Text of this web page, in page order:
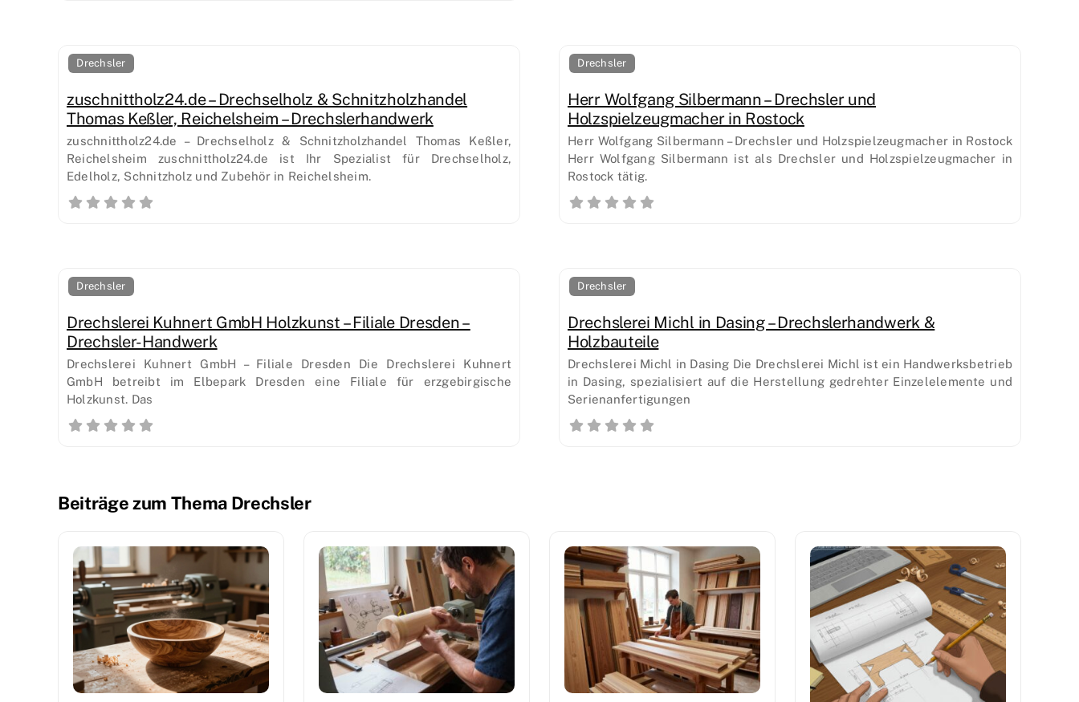
Drechsler
zuschnittholz24.de – Drechselholz & Schnitzholzhandel
Thomas Keßler, Reichelsheim – Drechslerhandwerk
zuschnittholz24.de – Drechselholz & Schnitzholzhandel Thomas Keßler,
Reichelsheim zuschnittholz24.de ist Ihr Spezialist für Drechselholz,
Edelholz, Schnitzholz und Zubehör in Reichelsheim.
Drechsler
Herr Wolfgang Silbermann – Drechsler und
Holzspielzeugmacher in Rostock
Herr Wolfgang Silbermann – Drechsler und Holzspielzeugmacher in Rostock
Herr Wolfgang Silbermann ist als Drechsler und Holzspielzeugmacher in
Rostock tätig.
Drechsler
Drechslerei Kuhnert GmbH Holzkunst – Filiale Dresden –
Drechsler-Handwerk
Drechslerei Kuhnert GmbH – Filiale Dresden Die Drechslerei Kuhnert
GmbH betreibt im Elbepark Dresden eine Filiale für erzgebirgische
Holzkunst. Das
Drechsler
Drechslerei Michl in Dasing – Drechslerhandwerk &
Holzbauteile
Drechslerei Michl in Dasing Die Drechslerei Michl ist ein Handwerksbetrieb
in Dasing, spezialisiert auf die Herstellung gedrehter Einzelelemente und
Serienanfertigungen
Beiträge zum Thema Drechsler